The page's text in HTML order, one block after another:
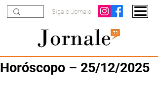
Siga o Jornale
Horóscopo – 25/12/2025